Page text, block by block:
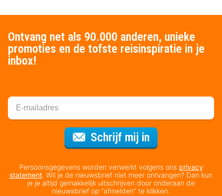
Ontvang net als 90.000 anderen, unieke
promoties en de tofste reisinspiratie in je
inbox!
Schrijf mij in
Persoonsgegevens worden verwerkt volgens ons privacy
statement. Wil je de nieuwsbrief niet meer ontvangen? Dan kun
je je altijd gemakkelijk uitschrijven door onderaan de
nieuwsbrief op “afmelden” te klikken.